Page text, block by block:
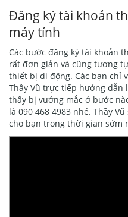
Đăng ký tài khoản
máy tính
Các bước đăng ký tài khoản
rất đơn giản và cũng tương
thiết bị di động. Các bạn chỉ
Thầy Vũ trực tiếp hướng dẫn
thấy bị vướng mắc ở bước
là 090 468 4983 nhé. Thầy
cho bạn trong thời gian sớm